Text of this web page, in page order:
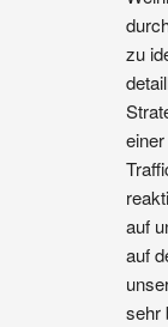
zu
auf
auf
sehr